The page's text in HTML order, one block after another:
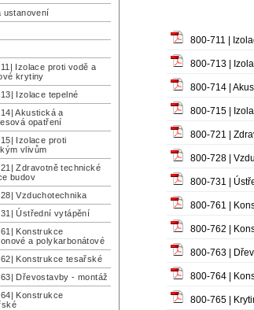
ustanovení
Izolace proti vodě a
krytiny
Izolace tepelné
Akustická a
opatření
Izolace proti
vlivům
Zdravotně technické
budov
Vzduchotechnika
Ústřední vytápění
Konstrukce
a polykarbonátové
Konstrukce tesařské
Dřevostavby - montáž
Konstrukce
800-711 |
800-713 |
800-714 |
800-715 |
800-721 |
800-728 |
800-731 |
800-761 |
800-762 |
800-763 |
800-764 |
800-765 |